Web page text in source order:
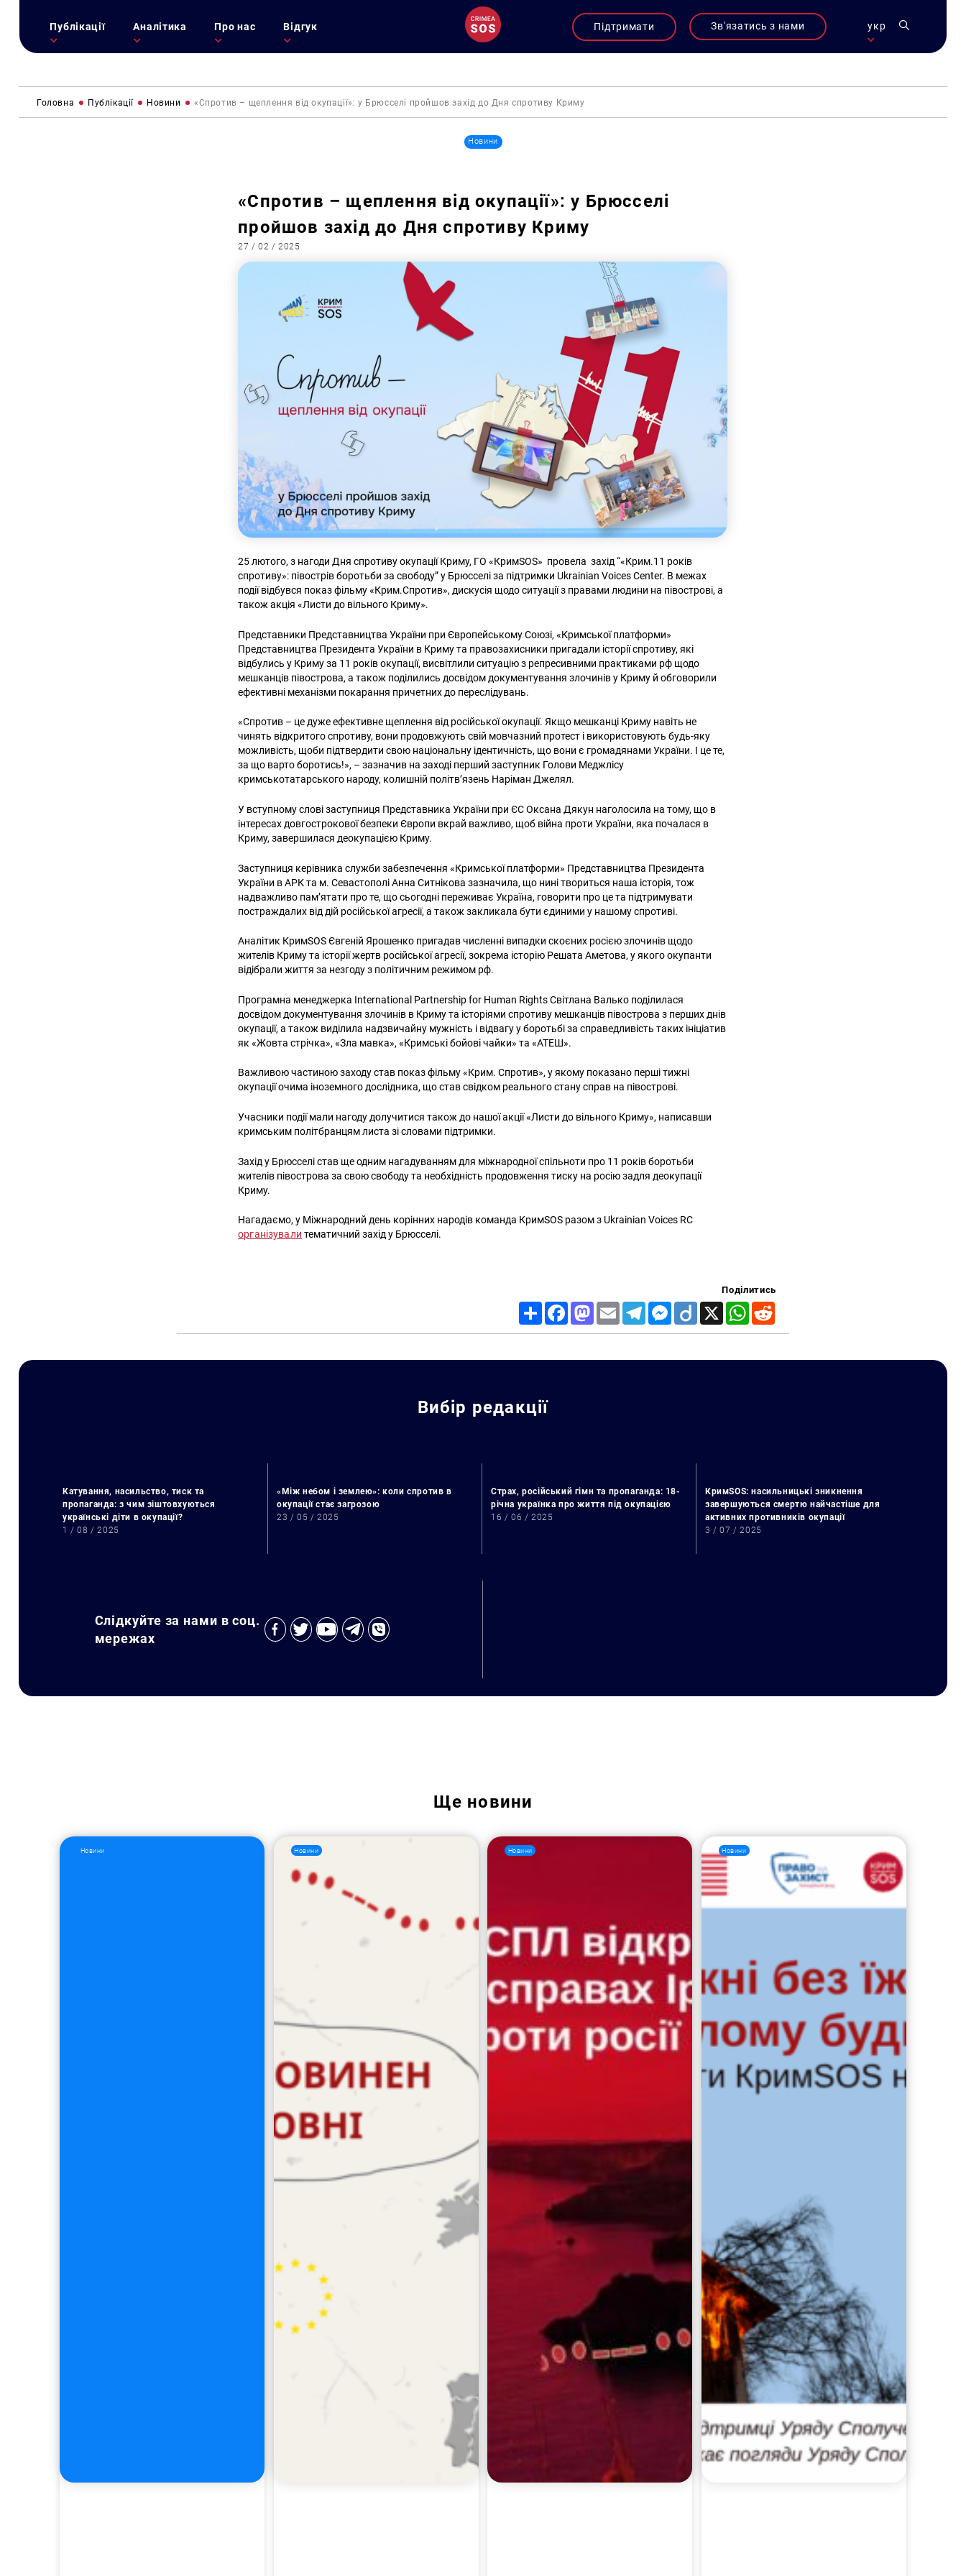
Публікації Аналітика Про нас Відгук Підтримати Зв'язатись з нами укр
Пошук за запитом:
Головна Публікації Новини «Спротив – щеплення від окупації»: у Брюсселі пройшов захід до Дня спротиву Криму
Новини
«Спротив – щеплення від окупації»: у Брюсселі
пройшов захід до Дня спротиву Криму
27 / 02 / 2025
25 лютого, з нагоди Дня спротиву окупації Криму, ГО «КримSOS» провела захід “«Крим.11 років
спротиву»: півострів боротьби за свободу” у Брюсселі за підтримки Ukrainian Voices Center. В межах
події відбувся показ фільму «Крим.Спротив», дискусія щодо ситуації з правами людини на півострові, а
також акція «Листи до вільного Криму».
Представники Представництва України при Європейському Союзі, «Кримської платформи»
Представництва Президента України в Криму та правозахисники пригадали історії спротиву, які
відбулись у Криму за 11 років окупації, висвітлили ситуацію з репресивними практиками рф щодо
мешканців півострова, а також поділились досвідом документування злочинів у Криму й обговорили
ефективні механізми покарання причетних до переслідувань.
«Спротив – це дуже ефективне щеплення від російської окупації. Якщо мешканці Криму навіть не
чинять відкритого спротиву, вони продовжують свій мовчазний протест і використовують будь-яку
можливість, щоби підтвердити свою національну ідентичність, що вони є громадянами України. І це те,
за що варто боротись!», – зазначив на заході перший заступник Голови Меджлісу
кримськотатарського народу, колишній політв’язень Наріман Джелял.
У вступному слові заступниця Представника України при ЄС Оксана Дякун наголосила на тому, що в
інтересах довгострокової безпеки Європи вкрай важливо, щоб війна проти України, яка почалася в
Криму, завершилася деокупацією Криму.
Заступниця керівника служби забезпечення «Кримської платформи» Представництва Президента
України в АРК та м. Севастополі Анна Ситнікова зазначила, що нині твориться наша історія, тож
надважливо пам’ятати про те, що сьогодні переживає Україна, говорити про це та підтримувати
постраждалих від дій російської агресії, а також закликала бути єдиними у нашому спротиві.
Аналітик КримSOS Євгеній Ярошенко пригадав численні випадки скоєних росією злочинів щодо
жителів Криму та історії жертв російської агресії, зокрема історію Решата Аметова, у якого окупанти
відібрали життя за незгоду з політичним режимом рф.
Програмна менеджерка International Partnership for Human Rights Світлана Валько поділилася
досвідом документування злочинів в Криму та історіями спротиву мешканців півострова з перших днів
окупації, а також виділила надзвичайну мужність і відвагу у боротьбі за справедливість таких ініціатив
як «Жовта стрічка», «Зла мавка», «Кримські бойові чайки» та «АТЕШ».
Важливою частиною заходу став показ фільму «Крим. Спротив», у якому показано перші тижні
окупації очима іноземного дослідника, що став свідком реального стану справ на півострові.
Учасники події мали нагоду долучитися також до нашої акції «Листи до вільного Криму», написавши
кримським політбранцям листа зі словами підтримки.
Захід у Брюсселі став ще одним нагадуванням для міжнародної спільноти про 11 років боротьби
жителів півострова за свою свободу та необхідність продовження тиску на росію задля деокупації
Криму.
Нагадаємо, у Міжнародний день корінних народів команда КримSOS разом з Ukrainian Voices RC
організували тематичний захід у Брюсселі.
Поділитись
Share FacebookMastodon
Email TelegramMessenger
Diigo X WhatsApp
Вибір редакції
Катування, насильство, тиск та
пропаганда: з чим зіштовхуються
українські діти в окупації?
1 / 08 / 2025
«Між небом і землею»: коли спротив в
окупації стає загрозою
23 / 05 / 2025
Страх, російський гімн та пропаганда: 18-
річна українка про життя під окупацією
16 / 06 / 2025
КримSOS: насильницькі зникнення
завершуються смертю найчастіше для
активних противників окупації
3 / 07 / 2025
Слідкуйте за нами в соц.
мережах
Ще новини
Новини Новини Новини Новини